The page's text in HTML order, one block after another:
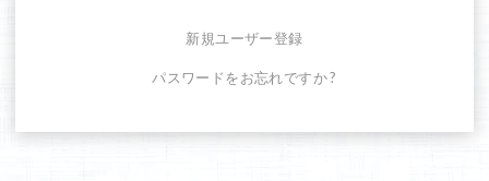
新規ユーザー登録
パスワードをお忘れですか ?